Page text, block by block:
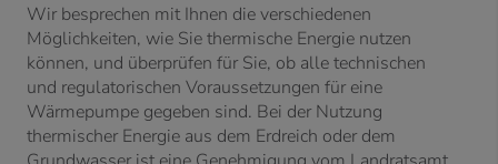
Wir besprechen mit Ihnen die verschiedenen
Möglichkeiten, wie Sie thermische Energie nutzen
können, und überprüfen für Sie, ob alle technischen
und regulatorischen Voraussetzungen für eine
Wärmepumpe gegeben sind. Bei der Nutzung
thermischer Energie aus dem Erdreich oder dem